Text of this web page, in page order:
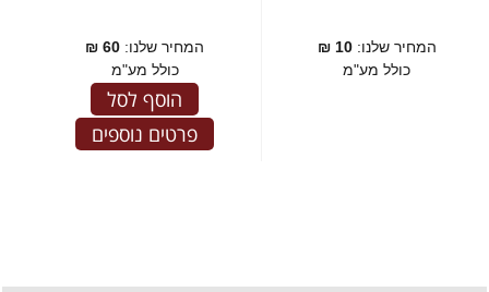
המחיר שלנו:10
₪
כולל מע"מ
המחיר שלנו: 60
₪
כולל מע"מ
הוסף לסל
פרטים נוספים